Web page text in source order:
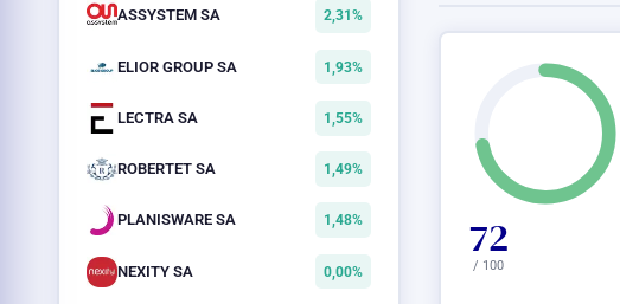
ASSYSTEM SA 2,31%
ELIOR GROUP SA 1,93%
LECTRA SA 1,55%
ROBERTET SA 1,49%
PLANISWARE SA 1,48%
NEXITY SA 0,00%
72
/ 100